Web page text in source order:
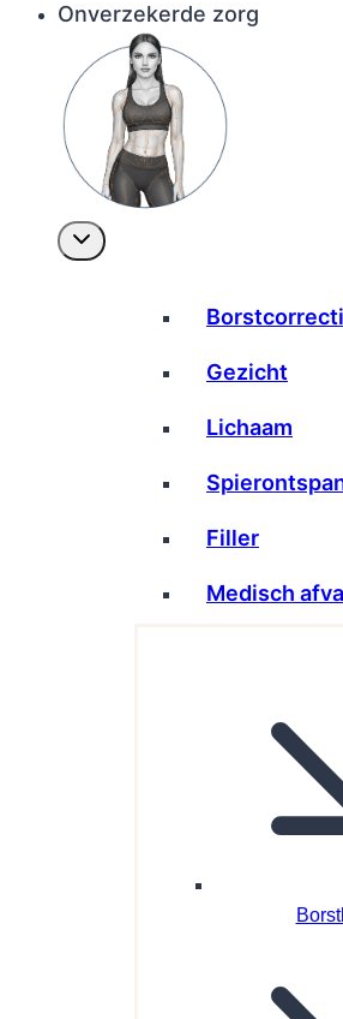
Onverzekerde zorg
Gezicht
Lichaam
Filler
Medisch